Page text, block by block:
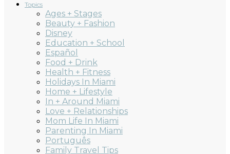
Topics
Ages + Stages
Beauty + Fashion
Disney
Education + School
Español
Food + Drink
Health + Fitness
Holidays In Miami
Home + Lifestyle
In + Around Miami
Love + Relationships
Mom Life In Miami
Parenting In Miami
Português
Family Travel Tips